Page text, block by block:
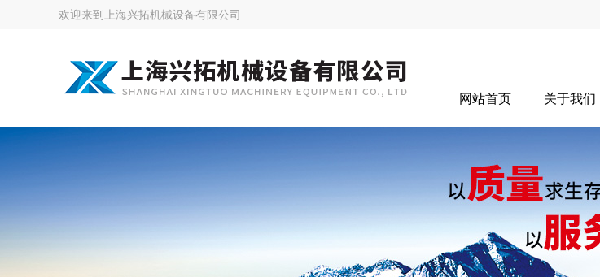
欢迎来到 上海兴拓机械设备有限公司
网站首页 关于我们